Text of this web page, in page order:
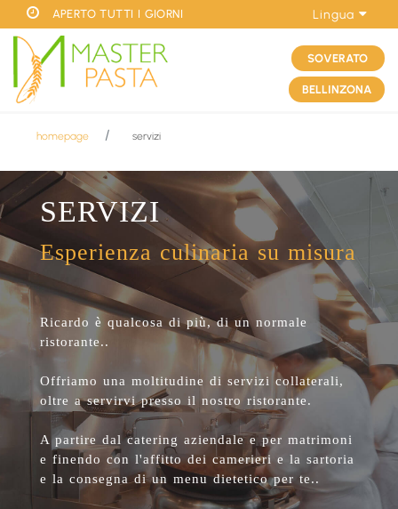
APERTO TUTTI I GIORNI Lingua
SOVERATO
BELLINZONA
homepage servizi
SERVIZI
Esperienza culinaria su misura
Ricardo è qualcosa di più, di un normale
ristorante..
Offriamo una moltitudine di servizi collaterali,
oltre a servirvi presso il nostro ristorante.
A partire dal catering aziendale e per matrimoni
e finendo con l'affitto dei camerieri e la sartoria
e la consegna di un menu dietetico per te..